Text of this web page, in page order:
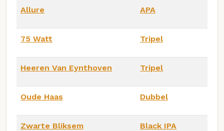
Allure APA
75 Watt Tripel
Heeren Van Eynthoven Tripel
Oude Haas Dubbel
Zwarte Bliksem Black IPA